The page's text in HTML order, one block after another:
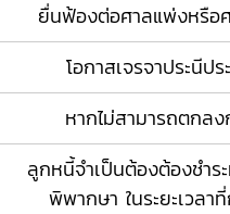
ยื่นฟ้องต่อศาลแพ่งหรือ
โอกาสเจรจาประนีป
หากไม่สามารถตกลง
ลูกหนี้จำเป็นต้องต้องชำร
พิพากษา ในระยะเวลา